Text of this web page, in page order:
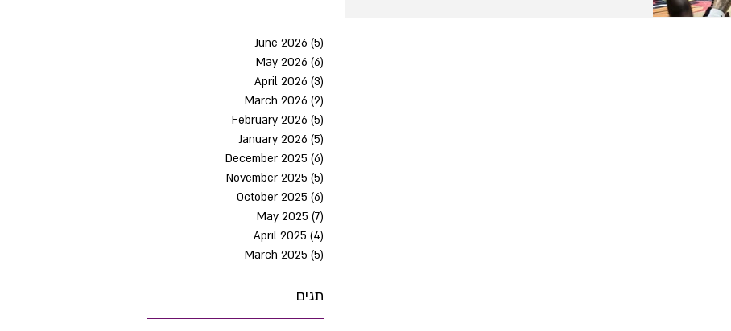
June 2026 (5)
May 2026 (6)
April 2026 (3)
March 2026 (2)
February 2026 (5)
January 2026 (5)
December 2025 (6)
November 2025 (5)
October 2025 (6)
May 2025 (7)
April 2025 (4)
March 2025 (5)
תגים